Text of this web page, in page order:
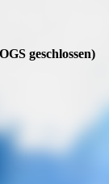
geschlossen)